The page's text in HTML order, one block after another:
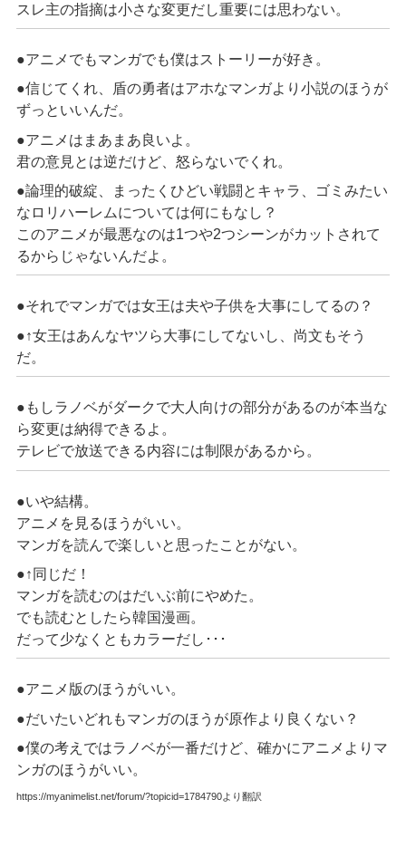
スレ主の指摘は小さな変更だし重要には思わない。
●アニメでもマンガでも僕はストーリーが好き。
●信じてくれ、盾の勇者はアホなマンガより小説のほうが
ずっといいんだ。
●アニメはまあまあ良いよ。
君の意見とは逆だけど、怒らないでくれ。
●論理的破綻、まったくひどい戦闘とキャラ、ゴミみたい
なロリハーレムについては何にもなし？
このアニメが最悪なのは1つや2つシーンがカットされて
るからじゃないんだよ。
●それでマンガでは女王は夫や子供を大事にしてるの？
●↑女王はあんなヤツら大事にしてないし、尚文もそう
だ。
●もしラノベがダークで大人向けの部分があるのが本当な
ら変更は納得できるよ。
テレビで放送できる内容には制限があるから。
●いや結構。
アニメを見るほうがいい。
マンガを読んで楽しいと思ったことがない。
●↑同じだ！
マンガを読むのはだいぶ前にやめた。
でも読むとしたら韓国漫画。
だって少なくともカラーだし･･･
●アニメ版のほうがいい。
●だいたいどれもマンガのほうが原作より良くない？
●僕の考えではラノベが一番だけど、確かにアニメよりマ
ンガのほうがいい。
https://myanimelist.net/forum/?topicid=1784790より翻訳